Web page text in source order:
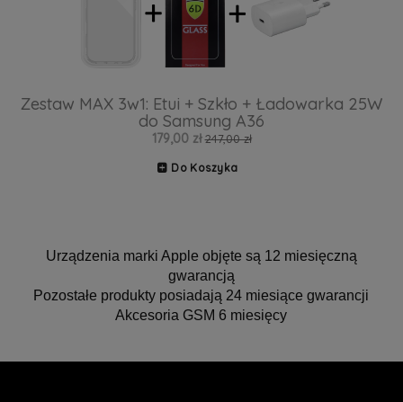
Zestaw MAX 3w1: Etui + Szkło + Ładowarka 25W
do Samsung A36
179,00 zł 247,00 zł
Do Koszyka
Urządzenia marki Apple objęte są 12 miesięczną
gwarancją
Pozostałe produkty posiadają 24 miesiące gwarancji
Akcesoria GSM 6 miesięcy